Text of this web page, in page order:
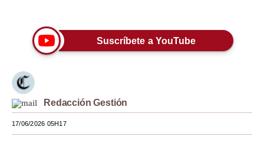
Estilos
EEUU
México
Suscríbete a YouTube
Redacción Gestión
17/06/2026 05H17